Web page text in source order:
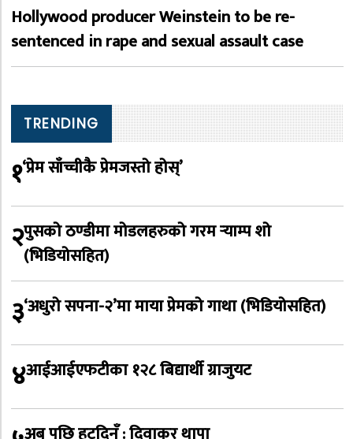
Hollywood producer Weinstein to be re-
sentenced in rape and sexual assault case
TRENDING
१‘प्रेम साँच्चीकै प्रेमजस्तो होस्’
२पुसको ठण्डीमा मोडलहरुको गरम र्‍याम्प शो
(भिडियोसहित)
३‘अधुरो सपना-२’मा माया प्रेमको गाथा (भिडियोसहित)
४आईआईएफटीका १२८ बिद्यार्थी ग्राजुयट